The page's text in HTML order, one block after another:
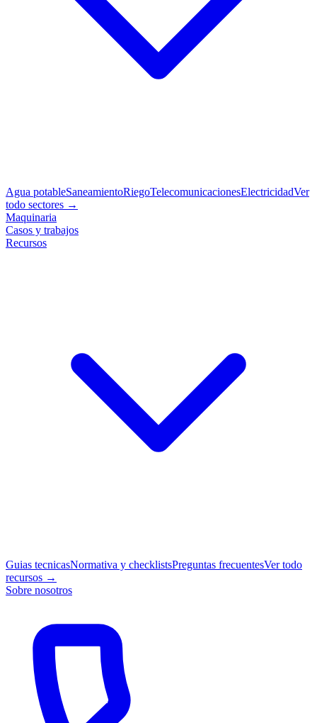
Agua potableSaneamientoRiegoTelecomunicacionesElectricidadVer
todo sectores →
Maquinaria
Casos y trabajos
Recursos
Guias tecnicasNormativa y checklistsPreguntas frecuentesVer todo
recursos →
Sobre nosotros